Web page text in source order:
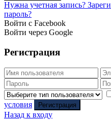
Нужна учетная запись?
пароль?
Войти с Facebook
Войти через Google
Регистрация
условия
Регистрация
Назад к входу